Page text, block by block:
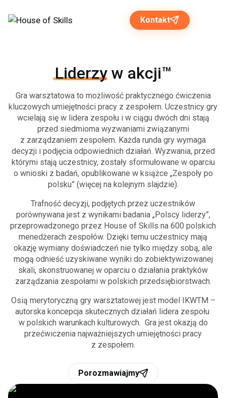
Kontakt
Rozwiązania dla biznesu
Programy otwarte
O nas
Strefa wiedzy
Liderzyw akcji™
Gra warsztatowa to możliwość praktycznego ćwiczenia
kluczowych umiejętności pracy z zespołem. Uczestnicy gry
wcielają się w lidera zespołu i w ciągu dwóch dni stają
przed siedmioma wyzwaniami związanymi
z zarządzaniem zespołem. Każda runda gry wymaga
decyzji i podjęcia odpowiednich działań. Wyzwania, przed
którymi stają uczestnicy, zostały sformułowane w oparciu
o wnioski z badań, opublikowane w książce „Zespoły po
polsku” (więcej na kolejnym slajdzie).
Trafność decyzji, podjętych przez uczestników
porównywana jest z wynikami badania „Polscy liderzy”,
przeprowadzonego przez House of Skills na 600 polskich
menedżerach zespołów. Dzięki temu uczestnicy mają
okazję wymiany doświadczeń nie tylko między sobą, ale
mogą odnieść uzyskiwane wyniki do zobiektywizowanej
skali, skonstruowanej w oparciu o działania praktyków
zarządzania zespołami w polskich przedsiębiorstwach.​
Osią merytoryczną gry warsztatowej jest model IKWTM –
autorska koncepcja skutecznych działań lidera zespołu ​
w polskich warunkach kulturowych. ​ Gra jest okazją do
przećwiczenia najważniejszych umiejętności pracy
z zespołem.​
Porozmawiajmy